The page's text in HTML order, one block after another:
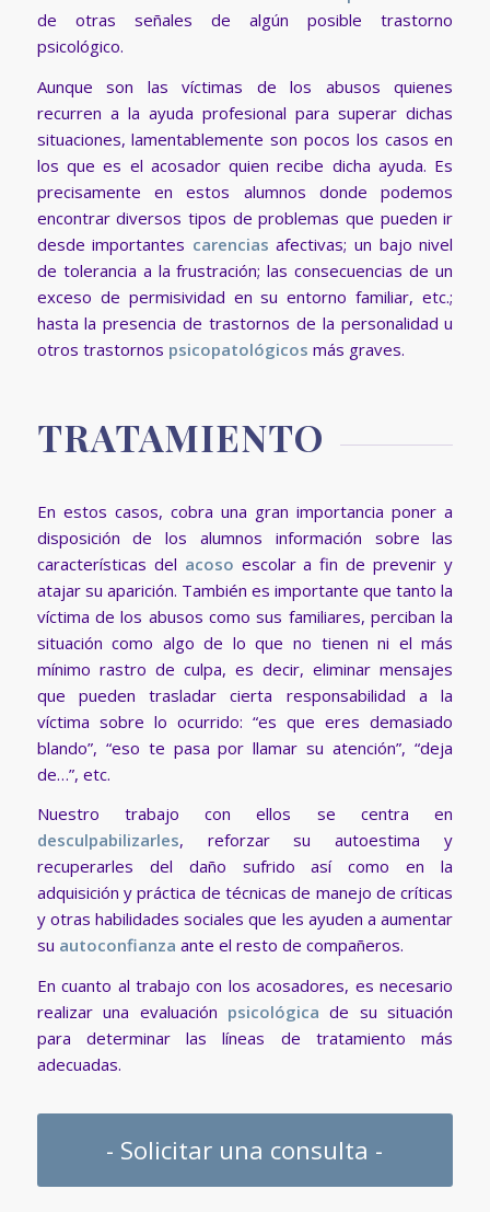
de otras señales de algún posible trastorno
psicológico.
Aunque son las víctimas de los abusos quienes
recurren a la ayuda profesional para superar dichas
situaciones, lamentablemente son pocos los casos en
los que es el acosador quien recibe dicha ayuda. Es
precisamente en estos alumnos donde podemos
encontrar diversos tipos de problemas que pueden ir
desde importantes carencias afectivas; un bajo nivel
de tolerancia a la frustración; las consecuencias de un
exceso de permisividad en su entorno familiar, etc.;
hasta la presencia de trastornos de la personalidad u
otros trastornos psicopatológicos más graves.
TRATAMIENTO
En estos casos, cobra una gran importancia poner a
disposición de los alumnos información sobre las
características del acoso escolar a fin de prevenir y
atajar su aparición. También es importante que tanto la
víctima de los abusos como sus familiares, perciban la
situación como algo de lo que no tienen ni el más
mínimo rastro de culpa, es decir, eliminar mensajes
que pueden trasladar cierta responsabilidad a la
víctima sobre lo ocurrido: “es que eres demasiado
blando”, “eso te pasa por llamar su atención”, “deja
de…”, etc.
Nuestro trabajo con ellos se centra en
desculpabilizarles, reforzar su autoestima y
recuperarles del daño sufrido así como en la
adquisición y práctica de técnicas de manejo de críticas
y otras habilidades sociales que les ayuden a aumentar
su autoconfianza ante el resto de compañeros.
En cuanto al trabajo con los acosadores, es necesario
realizar una evaluación psicológica de su situación
para determinar las líneas de tratamiento más
adecuadas.
- Solicitar una consulta -